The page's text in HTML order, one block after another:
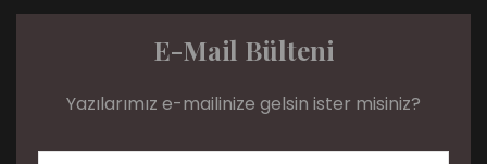
E-Mail Bülteni
Yazılarımız e-mailinize gelsin ister misiniz?